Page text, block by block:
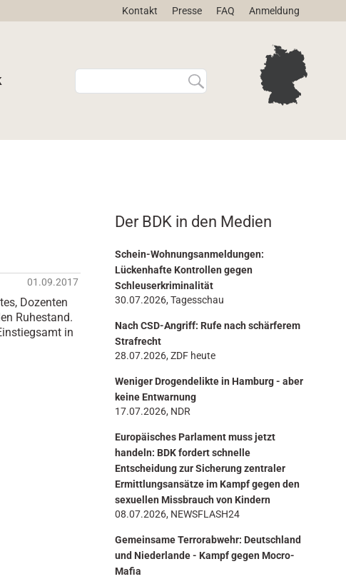
Kontakt Presse FAQ Anmeldung
W
e
u
c
E
r
h
e
01.09.2017
Dozenten
Ruhestand.
in
Der BDK in den Medien
Schein-Wohnungsanmeldungen:
Lückenhafte Kontrollen gegen
Schleuserkriminalität
30.07.2026, Tagesschau
Nach CSD-Angriff: Rufe nach schärferem
Strafrecht
28.07.2026, ZDF heute
Weniger Drogendelikte in Hamburg - aber
keine Entwarnung
17.07.2026, NDR
Europäisches Parlament muss jetzt
handeln: BDK fordert schnelle
Entscheidung zur Sicherung zentraler
Ermittlungsansätze im Kampf gegen den
sexuellen Missbrauch von Kindern
08.07.2026, NEWSFLASH24
Gemeinsame Terrorabwehr: Deutschland
und Niederlande - Kampf gegen Mocro-
Mafia